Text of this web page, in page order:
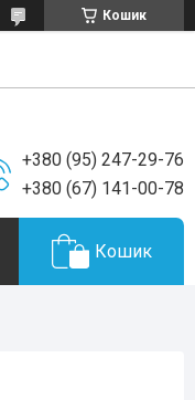
Кошик
+380 (95) 247-29-76
+380 (67) 141-00-78
Кошик